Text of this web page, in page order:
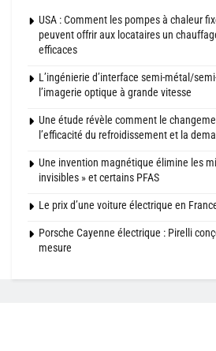
USA : Comment les pompes à chaleur
peuvent offrir aux locataires un
efficaces
L’ingénierie d’interface semi-métal/
l’imagerie optique à grande vitesse
Une étude révèle comment le
l’efficacité du refroidissement et la
Une invention magnétique élimine les
invisibles » et certains PFAS
Le prix d’une voiture électrique en
Porsche Cayenne électrique : Pirelli
mesure